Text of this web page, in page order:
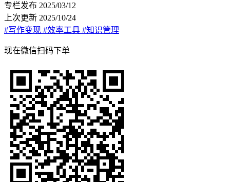
专栏发布 2025/03/12
上次更新 2025/10/24
#写作变现 #效率工具 #知识管理
现在微信扫码下单